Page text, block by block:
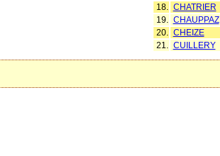
18.
CHATRIER
19.
CHAUPPAZ
20.
CHEIZE
21.
CUILLERY